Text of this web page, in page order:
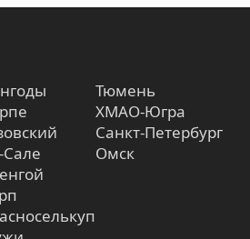
Тюмень
ХМАО-Югра
Санкт-Петербург
Омск